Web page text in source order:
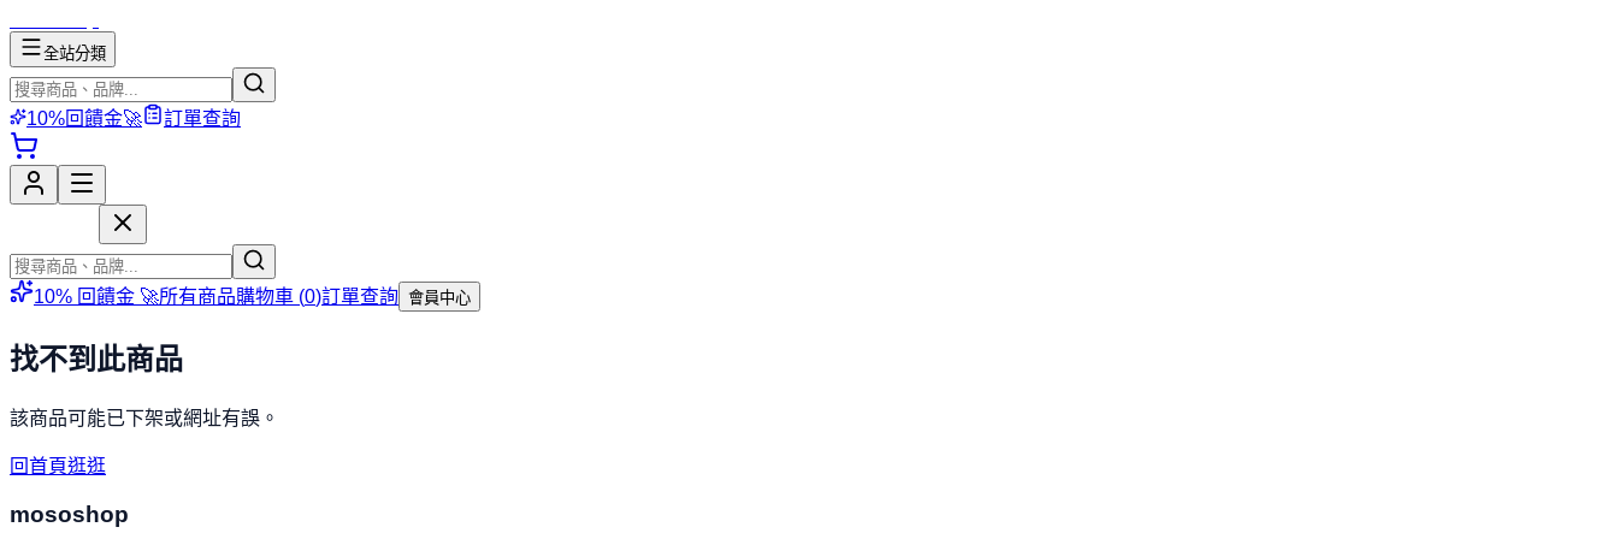
全站分類
10%回饋金🚀 訂單查詢
10% 回饋金 🚀所有商品購物車 (0)訂單查詢 會員中心
找不到此商品
該商品可能已下架或網址有誤。
回首頁逛逛
mososhop